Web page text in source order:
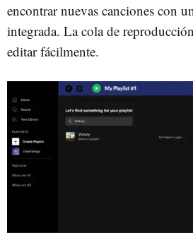
encontrar nuevas canciones con
integrada. La cola de
editar fácilmente.